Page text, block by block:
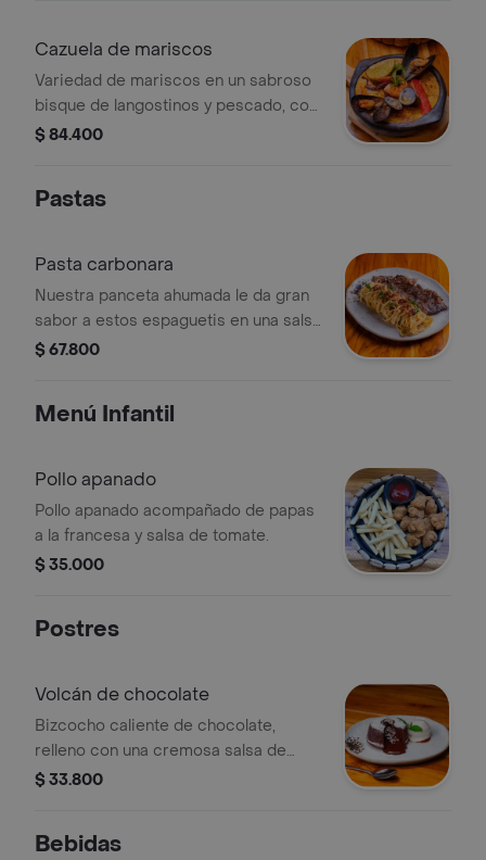
Cazuela de mariscos
Variedad de mariscos en un sabroso
bisque de langostinos y pescado, con
un especial toque cartagenero.
$ 84.400
Pastas
Pasta carbonara
Nuestra panceta ahumada le da gran
sabor a estos espaguetis en una salsa
de queso parmesano y huevo. servida
$ 67.800
Menú Infantil
Pollo apanado
Pollo apanado acompañado de papas
a la francesa y salsa de tomate.
$ 35.000
Postres
Volcán de chocolate
Bizcocho caliente de chocolate,
relleno con una cremosa salsa de
cacao y helado de vainilla.
$ 33.800
Bebidas